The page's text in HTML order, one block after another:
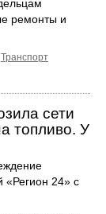
ремонты и
Транспорт
сети
топливо. У
«Регион 24» с